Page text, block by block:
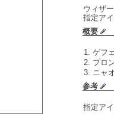
ウィザ
指定ア
概要
ゲフ
プロ
ニャ
参考
指定ア